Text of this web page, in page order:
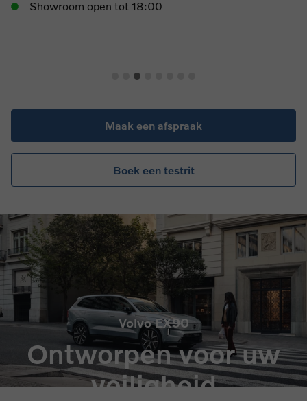
Showroom open tot 18:00
Maak een afspraak
Boek een testrit
Volvo EX90
Ontworpen voor uw
veiligheid